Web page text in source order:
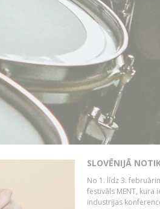
SLOVĒNIJĀ
No 1. līdz 3.
festivāls MENT, kura
industrijas